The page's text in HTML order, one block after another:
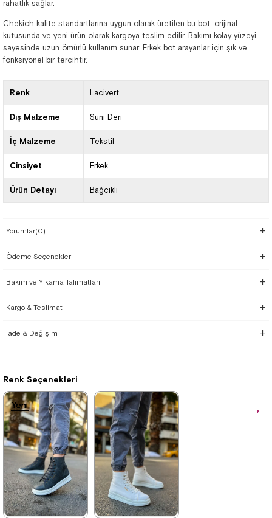
rahatlık sağlar.
Chekich kalite standartlarına uygun olarak üretilen bu bot, orijinal
kutusunda ve yeni ürün olarak kargoya teslim edilir. Bakımı kolay yüzeyi
sayesinde uzun ömürlü kullanım sunar. Erkek bot arayanlar için şık ve
fonksiyonel bir tercihtir.
Renk Lacivert
Dış Malzeme Suni Deri
İç Malzeme Tekstil
Cinsiyet Erkek
Ürün Detayı Bağcıklı
Yorumlar(0)
Ödeme Seçenekleri
Bakım ve Yıkama Talimatları
Kargo & Teslimat
İade & Değişim
Renk Seçenekleri
Yeni
Ürün
Yeni
Ürün
Yeni
Ürün
Yeni
Ürün
Yeni
Ürün